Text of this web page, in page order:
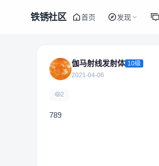
铁锈社区 首页 发现
伽马射线发射体 10级
2021-04-06
2
789